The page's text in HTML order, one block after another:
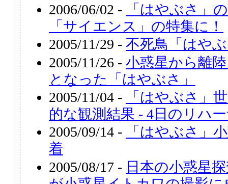
2006/06/02 -
「はやぶさ」
「サイエンス」の特集に！
2005/11/29 - 不死鳥「はや
2005/11/26 - 小惑星から離
となった「はやぶさ」
2005/11/04 -
「はやぶさ」
的な観測結果 - 4日のリハ
2005/09/14 -
「はやぶさ」
着
2005/08/17 - 日本の小惑星